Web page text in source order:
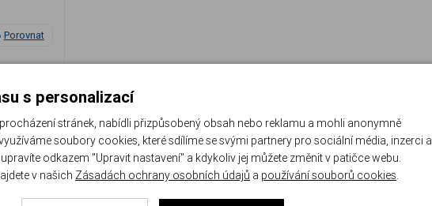
Porovnat
1
s personalizací
stránek, nabídli přizpůsobený obsah nebo reklamu a mohli anonymně
soubory cookies, které sdílíme se svými partnery pro sociální média, inzerci a
odkazem "Upravit nastavení" a kdykoliv jej můžete změnit v patičce webu.
v našich Zásadách ochrany osobních údajů a používání souborů cookies